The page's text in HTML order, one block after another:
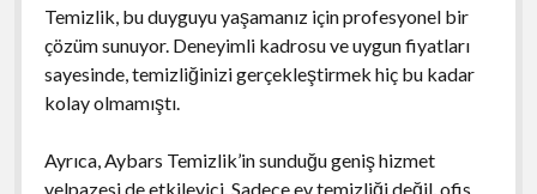
Temizlik, bu duyguyu yaşamanız için profesyonel bir
çözüm sunuyor. Deneyimli kadrosu ve uygun fiyatları
sayesinde, temizliğinizi gerçekleştirmek hiç bu kadar
kolay olmamıştı.
Ayrıca, Aybars Temizlik’in sunduğu geniş hizmet
yelpazesi de etkileyici. Sadece ev temizliği değil, ofis